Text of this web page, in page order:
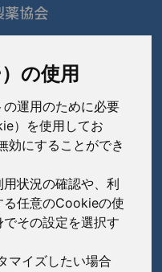
の使用
運用のために必要
）を使用してお
効にすることができ
状況の確認や、利
る任意のCookieの使
その設定を選択す
マイズしたい場合
薬協会
会社
式会社